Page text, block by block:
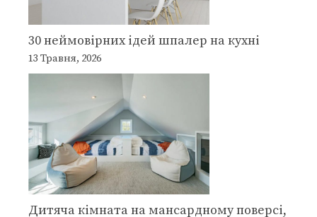
30 неймовірних ідей шпалер на кухні
13 Травня, 2026
Дитяча кімната на мансардному поверсі,